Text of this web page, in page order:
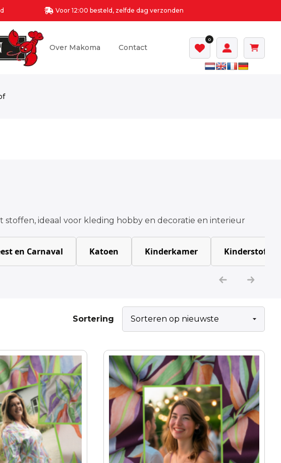
Voor 12:00 besteld, zelfde dag verzonden
Over Makoma Contact
0
ideaal voor kleding hobby en decoratie en interieur
en Carnaval Katoen Kinderkamer Kinderstoffen
Sortering